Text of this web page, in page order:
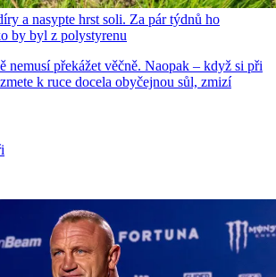
a nasypte hrst soli. Za pár týdnů ho
by byl z polystyrenu
nemusí překážet věčně. Naopak – když si při
k ruce docela obyčejnou sůl, zmizí